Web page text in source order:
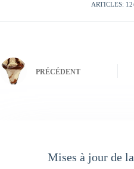
ARTICLES:
PRÉCÉDENT
Mises à jour de